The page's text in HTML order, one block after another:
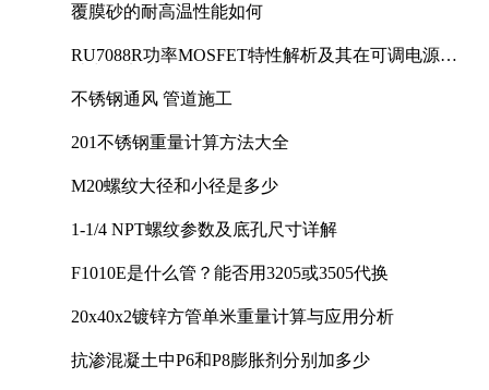
覆膜砂的耐高温性能如何
RU7088R功率MOSFET特性解析及其在可调电源设
不锈钢通风 管道施工
201不锈钢重量计算方法大全
M20螺纹大径和小径是多少
1-1/4 NPT螺纹参数及底孔尺寸详解
F1010E是什么管？能否用3205或3505代换
20x40x2镀锌方管单米重量计算与应用分析
抗渗混凝土中P6和P8膨胀剂分别加多少